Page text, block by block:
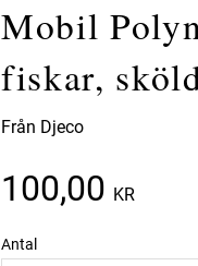
Mobil
fiskar,
Från Djeco
100,00 KR
Antal